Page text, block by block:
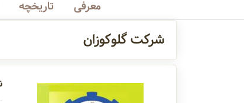
معرفی تاریخچه
شرکت گلوکوزان